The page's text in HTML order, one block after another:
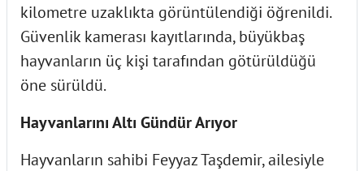
kilometre uzaklıkta görüntülendiği öğrenildi.
Güvenlik kamerası kayıtlarında, büyükbaş
hayvanların üç kişi tarafından götürüldüğü
öne sürüldü.
Hayvanlarını Altı Gündür Arıyor
Hayvanların sahibi Feyyaz Taşdemir, ailesiyle